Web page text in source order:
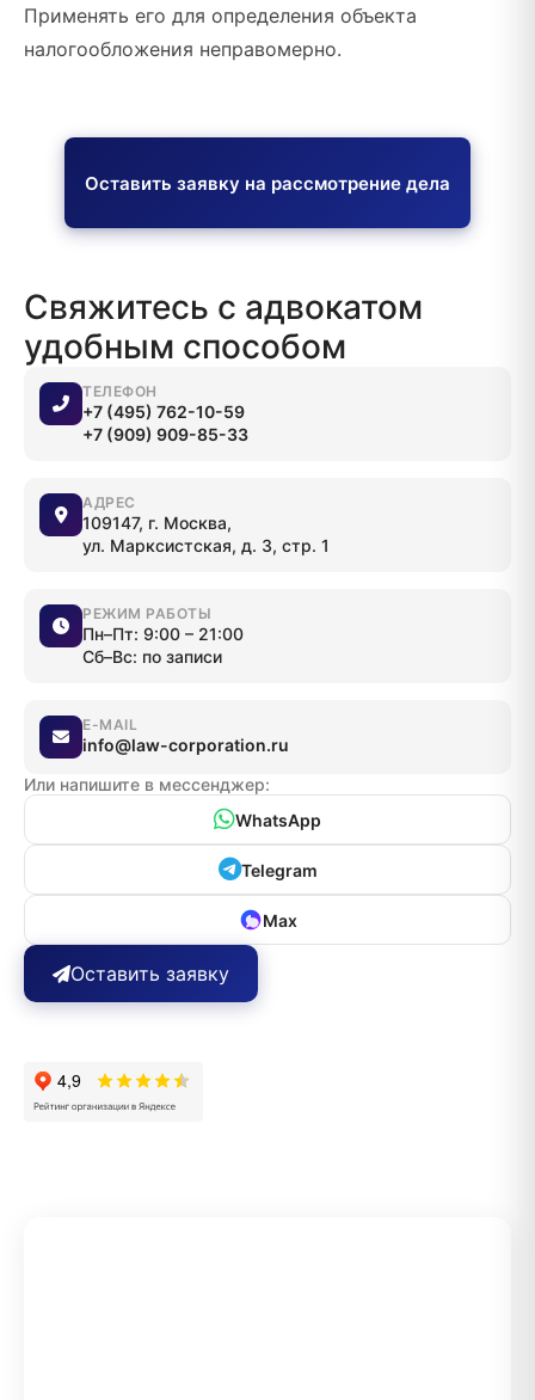
Применять его для определения объекта
налогообложения неправомерно.
Оставить заявку на рассмотрение дела
Свяжитесь с адвокатом
удобным способом
ТЕЛЕФОН
+7 (495) 762-10-59
+7 (909) 909-85-33
АДРЕС
109147, г. Москва,
ул. Марксистская, д. 3, стр. 1
РЕЖИМ РАБОТЫ
Пн–Пт: 9:00 – 21:00
Сб–Вс: по записи
E-MAIL
info@law-corporation.ru
Или напишите в мессенджер:
WhatsApp
Telegram
Max
Оставить заявку